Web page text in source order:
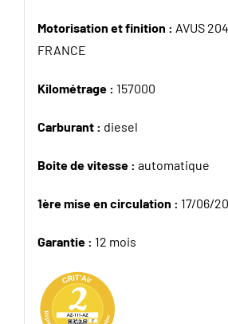
Motorisation et finition : AVUS
FRANCE
Kilométrage : 157000
Carburant : diesel
Boite de vitesse : automatique
1ère mise en circulation : 17/06/
Garantie : 12 mois